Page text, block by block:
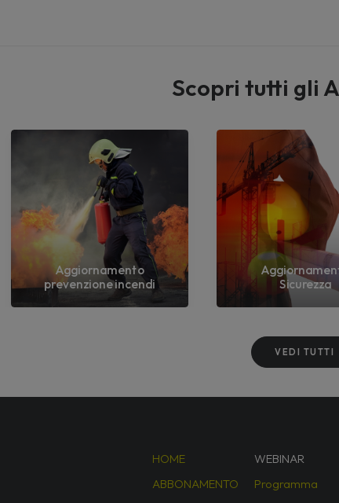
Scopri tutti gli
Aggiornamento
prevenzione incendi
Sicurezza
VEDI TUTTI
HOME
ABBONAMENTO
WEBINAR
Programma